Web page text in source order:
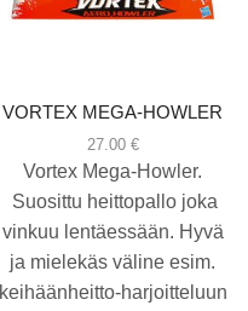
VORTEX MEGA-HOWLER
27.00 €
Vortex Mega-Howler.
Suosittu heittopallo joka
vinkuu lentäessään. Hyvä
ja mielekäs väline esim.
keihäänheitto-harjoitteluun